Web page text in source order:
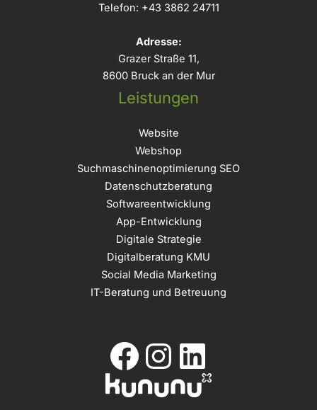
Telefon: +43 3862 24711
Adresse:
Grazer Straße 11,
8600 Bruck an der Mur
Leistungen
Website
Webshop
Suchmaschinenoptimierung SEO
Datenschutzberatung
Softwareentwicklung
App-Entwicklung
Digitale Strategie
Digitalberatung KMU
Social Media Marketing
IT-Beratung und Betreuung
Facebook
Instagram
LinkedIn